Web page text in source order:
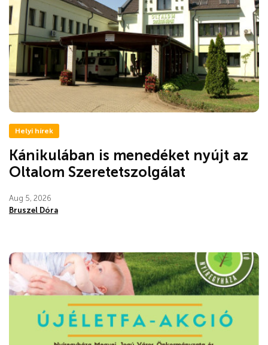
Helyi hírek
Kánikulában is menedéket nyújt az
Oltalom Szeretetszolgálat
Aug 5, 2026
Bruszel Dóra